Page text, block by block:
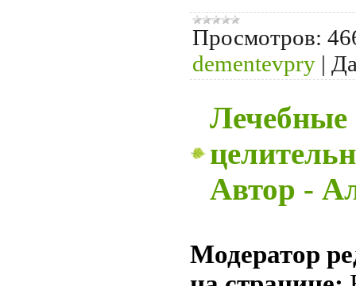
Просмотров:
dementevpry |
Лечебные
Автор -
Модератор